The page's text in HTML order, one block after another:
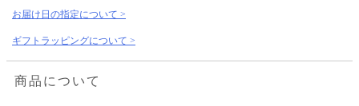
お届け日の指定について >
ギフトラッピングについて >
商品について